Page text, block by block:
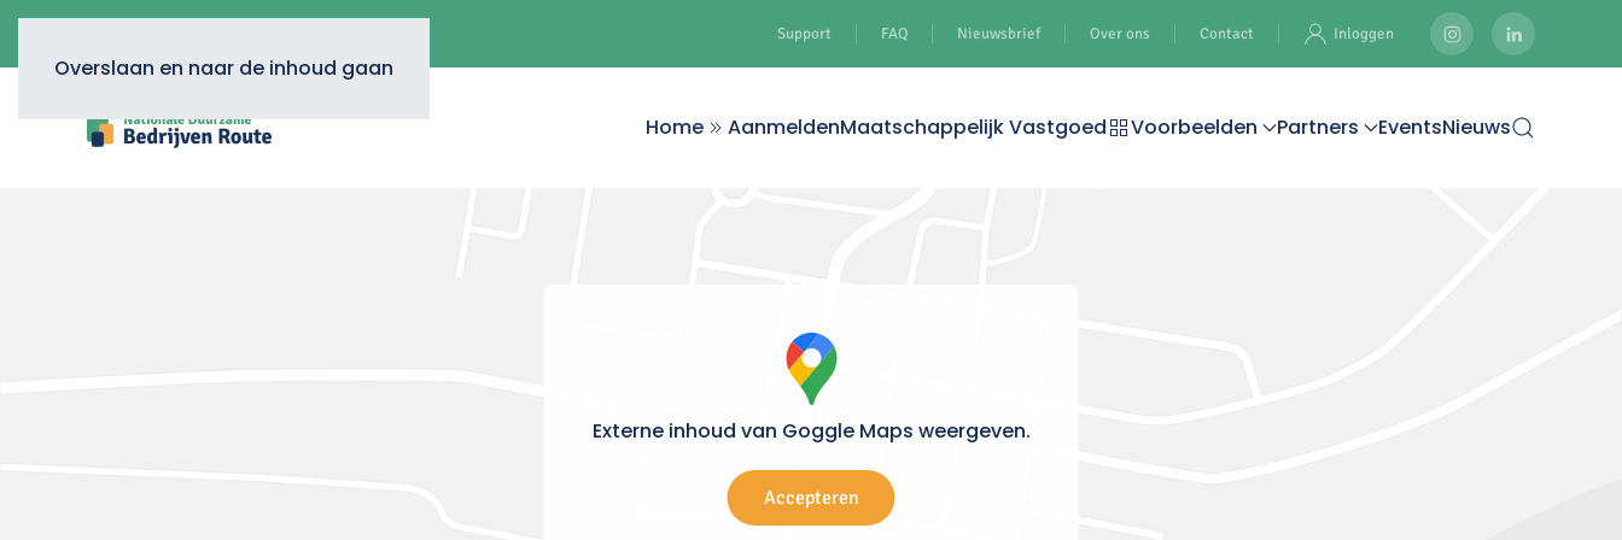
Overslaan en naar de inhoud gaan
Support FAQ Nieuwsbrief Over ons Contact Inloggen
Home AanmeldenMaatschappelijk Vastgoed Voorbeelden Partners EventsNieuws
Externe inhoud van Goggle Maps weergeven.
Accepteren